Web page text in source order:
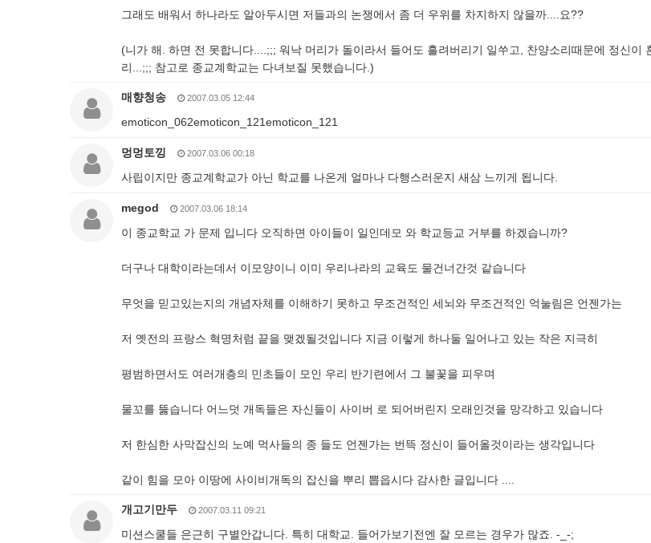
그래도 배워서 하나라도 알아두시면 저들과의 논쟁에서 좀 더 우위를 차지하지 않을까....요??
(니가 해. 하면 전 못합니다....;;; 워낙 머리가 돌이라서 들어도 흘려버리기 일쑤고, 찬양소리때문에 정신이
리...;;; 참고로 종교계학교는 다녀보질 못했습니다.)
매향청송 2007.03.05 12:44
emoticon_062emoticon_121emoticon_121
멍멍토낑 2007.03.06 00:18
사립이지만 종교계학교가 아닌 학교를 나온게 얼마나 다행스러운지 새삼 느끼게 됩니다.
megod 2007.03.06 18:14
이 종교학교 가 문제 입니다 오직하면 아이들이 일인데모 와 학교등교 거부를 하겠습니까?
더구나 대학이라는데서 이모양이니 이미 우리나라의 교육도 물건너간것 같습니다
무엇을 믿고있는지의 개념자체를 이해하기 못하고 무조건적인 세뇌와 무조건적인 억눌림은 언젠가는
저 옛전의 프랑스 혁명처럼 끝을 맺겠될것입니다 지금 이렇게 하나둘 일어나고 있는 작은 지극히
평범하면서도 여러개층의 민초들이 모인 우리 반기련에서 그 불꽃을 피우며
물꼬를 뚫습니다 어느덧 개독들은 자신들이 사이버 로 되어버린지 오래인것을 망각하고 있습니다
저 한심한 사막잡신의 노예 먹사들의 종 들도 언젠가는 번뜩 정신이 들어올것이라는 생각입니다
같이 힘을 모아 이땅에 사이비개독의 잡신을 뿌리 뽑읍시다 감사한 글입니다 ....
개고기만두 2007.03.11 09:21
미션스쿨들 은근히 구별안갑니다. 특히 대학교. 들어가보기전엔 잘 모르는 경우가 많죠. -_-;